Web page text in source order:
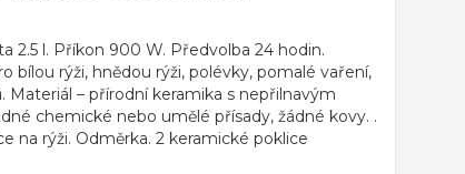
2.5 l. Příkon 900 W. Předvolba 24 hodin.
bílou rýži, hnědou rýži, polévky, pomalé vaření,
– přírodní keramika s nepřilnavým
chemické nebo umělé přísady, žádné kovy. .
na rýži. Odměrka. 2 keramické poklice